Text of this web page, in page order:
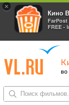
×
Кино
FREE -
во